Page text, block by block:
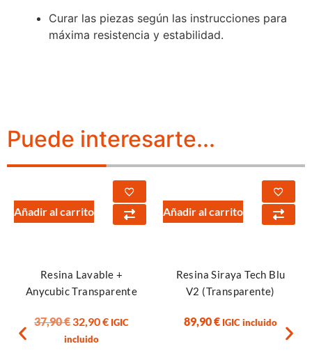
Curar las piezas según las instrucciones para
máxima resistencia y estabilidad.
Puede interesarte...
Añadir al carrito
Resina Lavable +
Anycubic Transparente
37,90€ 32,90€ IGIC
incluido
Añadir al carrito
Resina Siraya Tech Blu
V2 (Transparente)
89,90€ IGIC incluido